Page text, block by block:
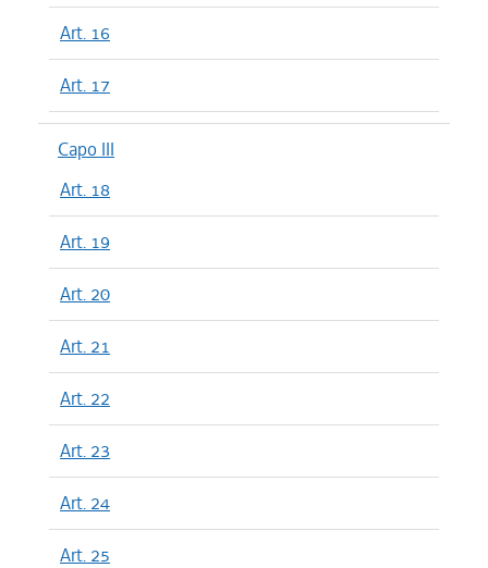
Art. 16
Art. 17
Capo III
Art. 18
Art. 19
Art. 20
Art. 21
Art. 22
Art. 23
Art. 24
Art. 25